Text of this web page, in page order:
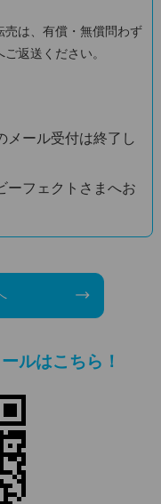
売は、有償・無償問わず
返送ください。
メール受付は終了し
ーフェクトさまへお
ルはこちら！